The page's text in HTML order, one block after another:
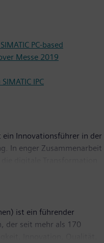
PC-based
Messe 2019
IPC
ein Innovationsführer in der
In enger Zusammenarbeit
voran. Mit dem Digital-
die spezifischen
ist ein führender
der seit mehr als 170